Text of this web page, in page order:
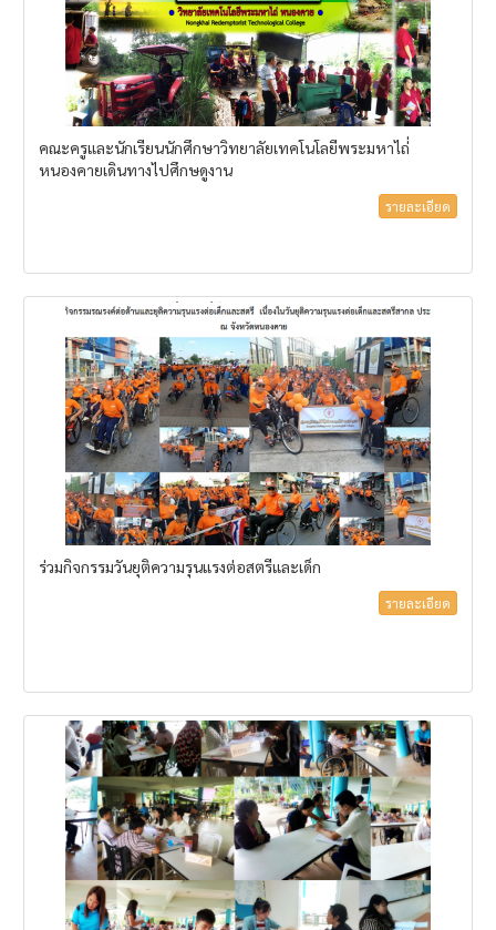
คณะครูและนักเรียนนักศึกษาวิทยาลัยเทคโนโลยีพระมหาไถ่่
หนองคายเดินทางไปศึกษดูงาน
รายละเอียด
ร่วมกิจกรรมวันยุติความรุนแรงต่อสตรีและเด็ก
รายละเอียด